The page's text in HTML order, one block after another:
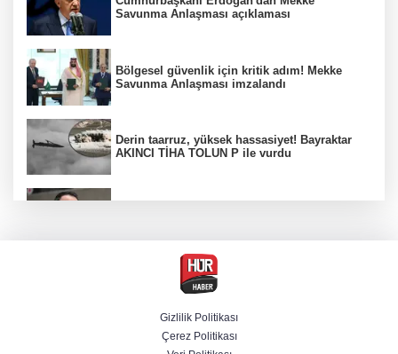
Savunma Anlaşması açıklaması
Bölgesel güvenlik için kritik adım! Mekke
Savunma Anlaşması imzalandı
Derin taarruz, yüksek hassasiyet! Bayraktar
AKINCI TİHA TOLUN P ile vurdu
Menderes Belediye Başkanı İlkay Çiçek
Hür Ağbaba soruşturmasında MASAK para
Gizlilik Politikası
Çerez Politikası